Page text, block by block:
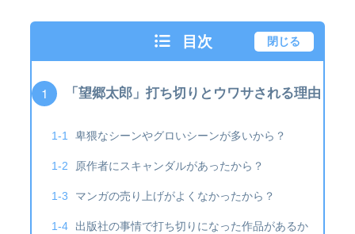
目次 閉じる
「望郷太郎」打ち切りとウワサされる理由
卑猥なシーンやグロいシーンが多いから？
原作者にスキャンダルがあったから？
マンガの売り上げがよくなかったから？
出版社の事情で打ち切りになった作品があるか